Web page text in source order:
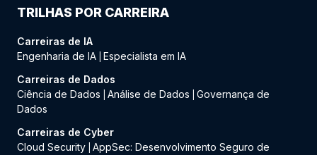
TRILHAS POR CARREIRA
Carreiras de IA
Engenharia de IA Especialista em IA
Carreiras de Dados
Ciência de Dados
Análise de Dados
Governança de
Dados
Carreiras de Cyber
Cloud Security AppSec: Desenvolvimento Seguro de